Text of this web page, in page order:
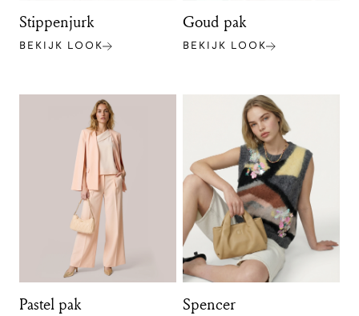
Stippenjurk
BEKIJK LOOK
Goud pak
BEKIJK LOOK
Pastel pak Spencer